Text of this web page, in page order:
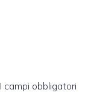
I campi obbligatori